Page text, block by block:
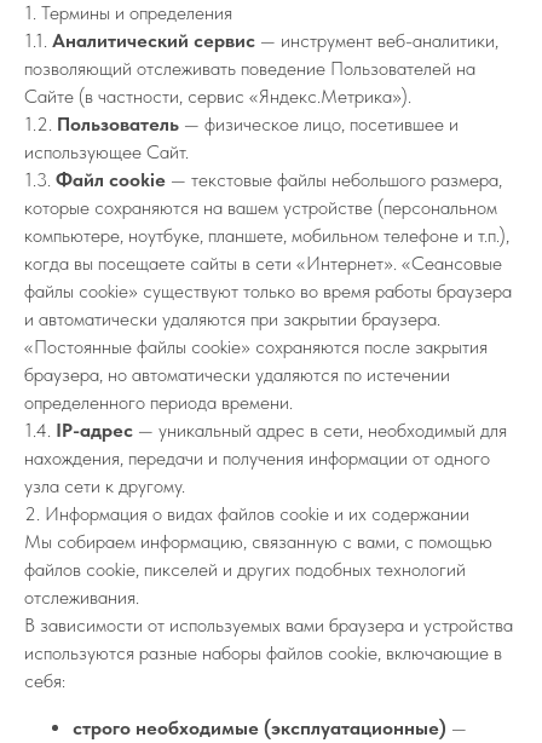
1. Термины и определения
1.1. Аналитический сервис — инструмент веб-аналитики,
позволяющий отслеживать поведение Пользователей на
Сайте (в частности, сервис «Яндекс.Метрика»).
1.2. Пользователь — физическое лицо, посетившее и
использующее Сайт.
1.3. Файл cookie — текстовые файлы небольшого размера,
которые сохраняются на вашем устройстве (персональном
компьютере, ноутбуке, планшете, мобильном телефоне и т.п.),
когда вы посещаете сайты в сети «Интернет». «Сеансовые
файлы cookie» существуют только во время работы браузера
и автоматически удаляются при закрытии браузера.
«Постоянные файлы cookie» сохраняются после закрытия
браузера, но автоматически удаляются по истечении
определенного периода времени.
1.4. IP-адрес — уникальный адрес в сети, необходимый для
нахождения, передачи и получения информации от одного
узла сети к другому.
2. Информация о видах файлов cookie и их содержании
Мы собираем информацию, связанную с вами, с помощью
файлов cookie, пикселей и других подобных технологий
отслеживания.
В зависимости от используемых вами браузера и устройства
используются разные наборы файлов cookie, включающие в
себя:
строго необходимые (эксплуатационные) —